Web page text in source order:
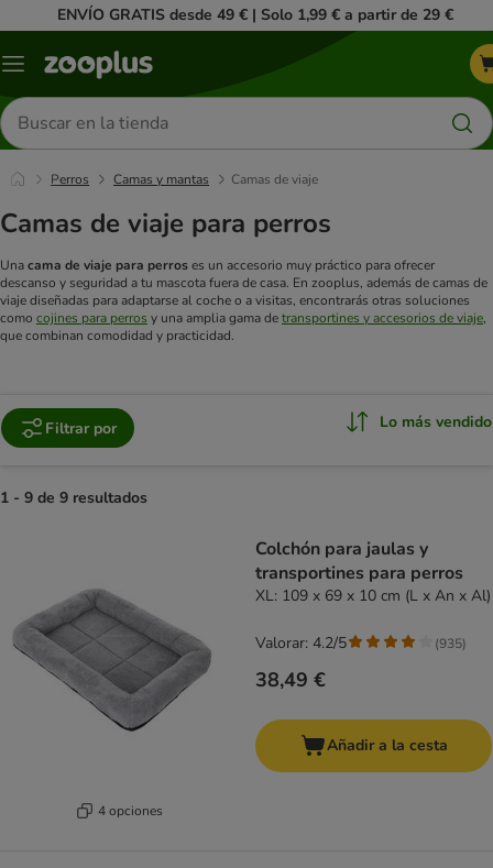
ENVÍO GRATIS desde 49 € | Solo 1,99 € a partir de 29 €
Menú
Buscar
productos
Perros Camas y mantas Camas de viaje
Camas de viaje para perros
Unacama de viaje para perroses un accesorio muy práctico para ofrecer
descanso y seguridad a tu mascota fuera de casa. En zooplus, además de camas de
viaje diseñadas para adaptarse al coche o a visitas, encontrarás otras soluciones
como cojines para perros y una amplia gama detransportines y accesorios de viaje,
que combinan comodidad y practicidad.
Filtrar por Lo más vendido
1 - 9 de 9 resultados
4 opciones
Colchón para jaulas y
transportines para perros
XL: 109 x 69 x 10 cm (L x An x Al)
38,49 €
Valorar: 4.2/5 (935)
Añadir a la cesta